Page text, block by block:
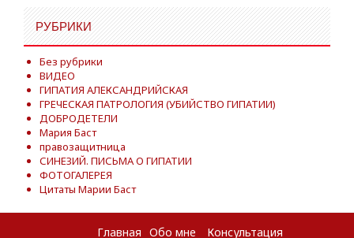
РУБРИКИ
Без рубрики
ВИДЕО
ГИПАТИЯ АЛЕКСАНДРИЙСКАЯ
ГРЕЧЕСКАЯ ПАТРОЛОГИЯ (УБИЙСТВО ГИПАТИИ)
ДОБРОДЕТЕЛИ
Мария Баст
правозащитница
СИНЕЗИЙ. ПИСЬМА О ГИПАТИИ
ФОТОГАЛЕРЕЯ
Цитаты Марии Баст
Главная Обо мне Консультация